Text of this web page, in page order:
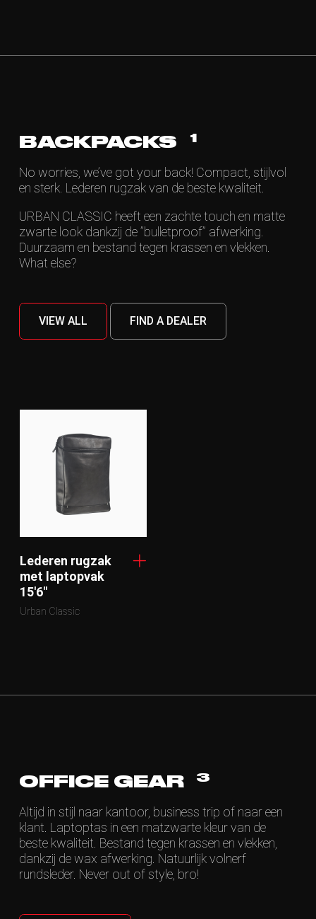
BACKPACKS 1
No worries, we’ve got your back! Compact, stijlvol
en sterk. Lederen rugzak van de beste kwaliteit.
URBAN CLASSIC heeft een zachte touch en matte
zwarte look dankzij de ”bulletproof” afwerking.
Duurzaam en bestand tegen krassen en vlekken.
What else?
VIEW ALL FIND A DEALER
Lederen rugzak
met laptopvak
15'6"
Urban Classic
OFFICE GEAR 3
Altijd in stijl naar kantoor, business trip of naar een
klant. Laptoptas in een matzwarte kleur van de
beste kwaliteit. Bestand tegen krassen en vlekken,
dankzij de wax afwerking. Natuurlijk volnerf
rundsleder. Never out of style, bro!